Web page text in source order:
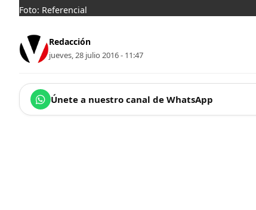
Foto: Referencial
Redacción
jueves, 28 julio 2016 - 11:47
Únete a nuestro canal de WhatsApp